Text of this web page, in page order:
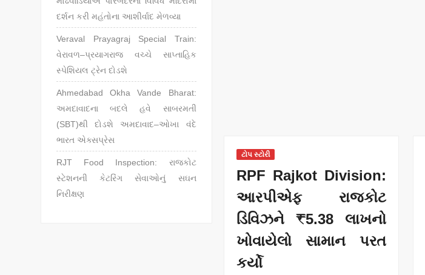
ટોપ સ્ટોરી
RPF Rajkot Division:
આરપીએફ રાજકોટ
ડિવિઝને ₹5.38 લાખનો
ખોવાયેલો સામાન પરત
કર્યો
દર્શન કરી મહંતોના આશીર્વાદ મેળવ્યા
Veraval Prayagraj Special Train:
વેરાવળ–પ્રયાગરાજ વચ્ચે સાપ્તાહિક
સ્પેશિયલ ટ્રેન દોડશે
Ahmedabad Okha Vande Bharat:
અમદાવાદના બદલે હવે સાબરમતી
(SBT)થી દોડશે અમદાવાદ–ઓખા વંદે
ભારત એક્સપ્રેસ
RJT Food Inspection: રાજકોટ
સ્ટેશનની કેટરિંગ સેવાઓનું સઘન
નિરીક્ષણ